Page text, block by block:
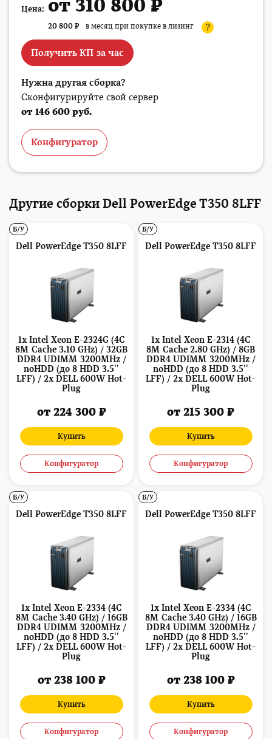
Цена: от 310 800 ₽
20 800 ₽ в месяц при покупке в лизинг ?
Получить КП за час
Нужна другая сборка?
Сконфигурируйте свой сервер
от 146 600 руб.
Конфигуратор
Другие сборки Dell PowerEdge T350 8LFF
Dell PowerEdge T350 8LFF
1x Intel Xeon E-2324G (4C
8M Cache 3.10 GHz) / 32GB
DDR4 UDIMM 3200MHz /
noHDD (до 8 HDD 3.5''
LFF) / 2x DELL 600W Hot-
Plug
от 224 300 ₽
Купить
Конфигуратор
Б/У
Dell PowerEdge T350 8LFF
1x Intel Xeon E-2314 (4C
8M Cache 2.80 GHz) / 8GB
DDR4 UDIMM 3200MHz /
noHDD (до 8 HDD 3.5''
LFF) / 2x DELL 600W Hot-
Plug
от 215 300 ₽
Купить
Конфигуратор
Б/У
Dell PowerEdge T350 8LFF
1x Intel Xeon E-2334 (4C
8M Cache 3.40 GHz) / 16GB
DDR4 UDIMM 3200MHz /
noHDD (до 8 HDD 3.5''
LFF) / 2x DELL 600W Hot-
Plug
от 238 100 ₽
Купить
Конфигуратор
Б/У
Dell PowerEdge T350 8LFF
1x Intel Xeon E-2334 (4C
8M Cache 3.40 GHz) / 16GB
DDR4 UDIMM 3200MHz /
noHDD (до 8 HDD 3.5''
LFF) / 2x DELL 600W Hot-
Plug
от 238 100 ₽
Купить
Конфигуратор
Б/У